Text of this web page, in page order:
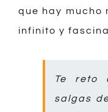
que hay mucho
infinito y
Te reto
salgas